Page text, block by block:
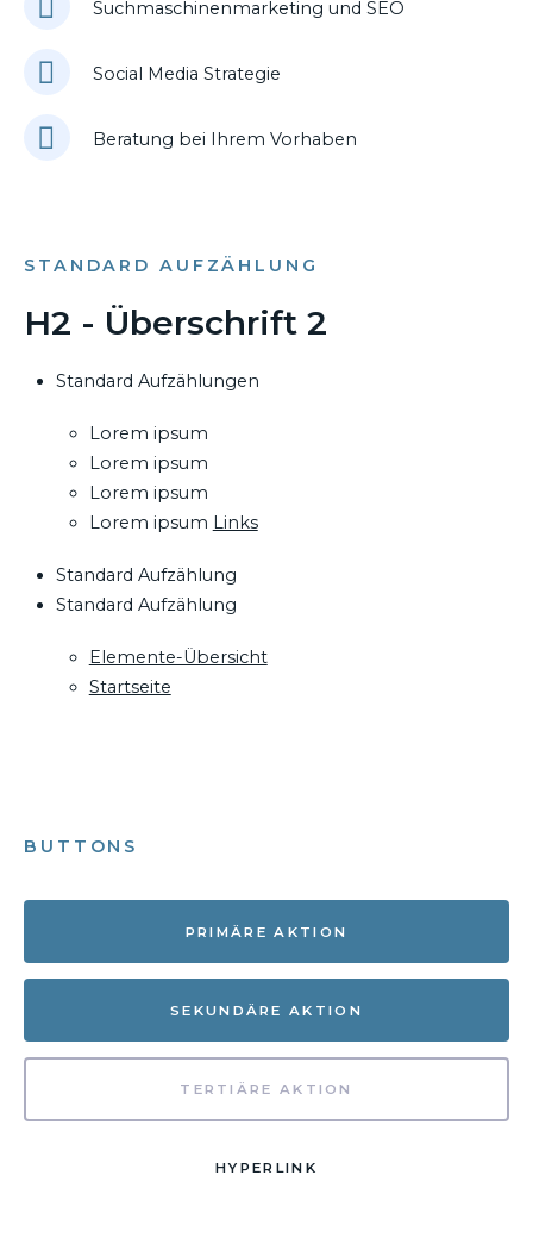
Suchmaschinenmarketing und SEO
Social Media Strategie
Beratung bei Ihrem Vorhaben
STANDARD AUFZÄHLUNG
H2 - Überschrift 2
Standard Aufzählungen
Lorem ipsum
Lorem ipsum
Lorem ipsum
Lorem ipsum Links
Standard Aufzählung
Standard Aufzählung
Elemente-Übersicht
Startseite
BUTTONS
PRIMÄRE AKTION
SEKUNDÄRE AKTION
TERTIÄRE AKTION
HYPERLINK